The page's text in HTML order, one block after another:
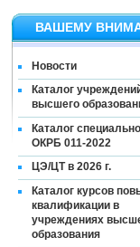
ВАШЕМУ
Новости
Каталог
высшего
Каталог
ОКРБ 011-2022
ЦЭ/ЦТ в 2026 г.
Каталог курсов
квалификации в
учреждениях
образования